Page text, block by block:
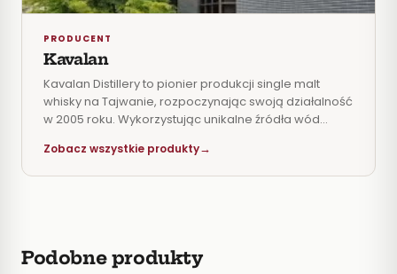
PRODUCENT
Kavalan
Kavalan Distillery to pionier produkcji single malt
whisky na Tajwanie, rozpoczynając swoją działalność
w 2005 roku. Wykorzystując unikalne źródła wód
warunki klimatyczne, takie jak intensywne ciepło,
wilgoć oraz morskie i górskie bryzy, destylarnia
z marzeniami, postanowił stworzyć nową ojczyznę
Zobacz wszystkie produkty
Podobne produkty